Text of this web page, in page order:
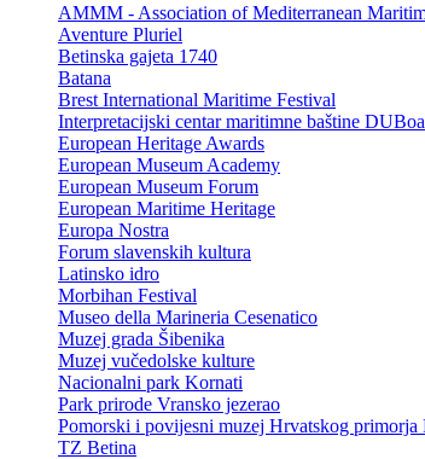
AMMM - Association of Mediterranean
Aventure Pluriel
Betinska gajeta 1740
Batana
Brest International Maritime Festival
Interpretacijski centar maritimne baštine
European Heritage Awards
European Museum Academy
European Museum Forum
European Maritime Heritage
Europa Nostra
Forum slavenskih kultura
Latinsko idro
Morbihan Festival
Museo della Marineria Cesenatico
Muzej grada Šibenika
Muzej vučedolske kulture
Nacionalni park Kornati
Park prirode Vransko jezerao
Pomorski i povijesni muzej Hrvatskog primorja
TZ Betina